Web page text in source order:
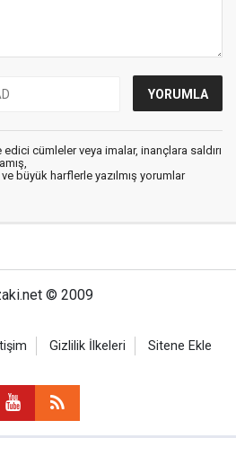
cümleler veya imalar, inançlara saldırı
büyük harflerle yazılmış yorumlar
© 2009
Gizlilik İlkeleri Sitene Ekle